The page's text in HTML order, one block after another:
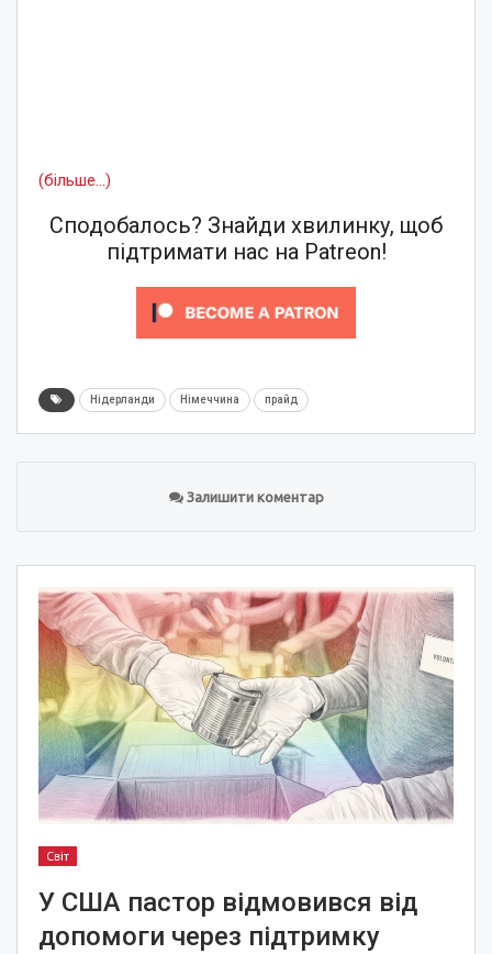
(більше…)
Сподобалось? Знайди хвилинку, щоб
підтримати нас на Patreon!
Нідерланди Німеччина прайд
Залишити коментар
Світ
У США пастор відмовився від
допомоги через підтримку